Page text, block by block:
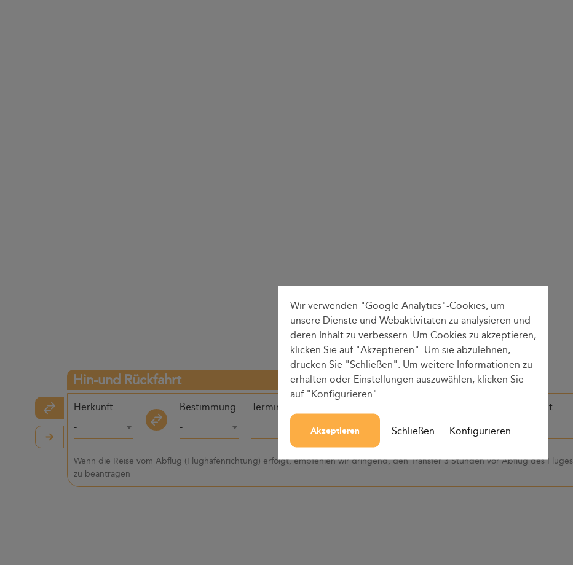
Hin-und Rückfahrt
Herkunft
-
Bestimmung
-
Termine Rundenzeit
Wenn die Reise vom Abflug (Flughafenrichtung) erfolgt, empfehlen wir dringend, den Transfer 3 Stunden vor Abflug des Fluges
zu beantragen
Wir verwenden "Google Analytics"-Cookies, um
unsere Dienste und Webaktivitäten zu analysieren und
deren Inhalt zu verbessern. Um Cookies zu akzeptieren,
klicken Sie auf "Akzeptieren". Um sie abzulehnen,
drücken Sie "Schließen". Um weitere Informationen zu
erhalten oder Einstellungen auszuwählen, klicken Sie
auf "Konfigurieren"..
Akzeptieren Schließen Konfigurieren